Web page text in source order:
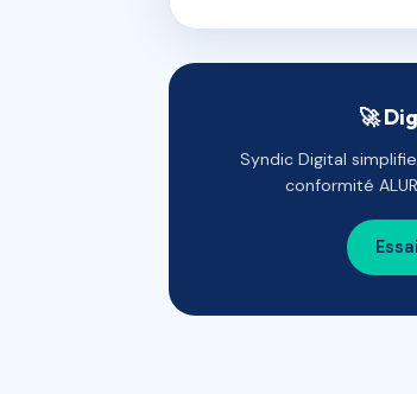
🚀
Syndic Digital
conformité